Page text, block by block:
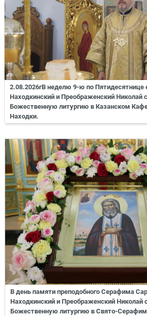
2.08.2026гВ неделю 9-ю по Пятидесятнице
Находкинский и Преображенский Николай
Божественную литургию в Казанском
Находки.
В день памяти преподобного Серафима
Находкинский и Преображенский Николай
Божественную литургию в Свято-